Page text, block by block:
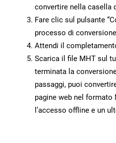
convertire nella casella
Fare clic sul pulsante
processo di
Attendi il
Scarica il file MHT sul
terminata la
passaggi, puoi
pagine web nel formato
l’accesso offline e un